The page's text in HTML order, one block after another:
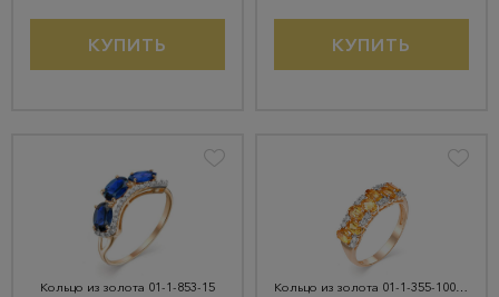
КУПИТЬ КУПИТЬ
Кольцо из золота 01-1-853-15 Кольцо из золота 01-1-355-1001-011